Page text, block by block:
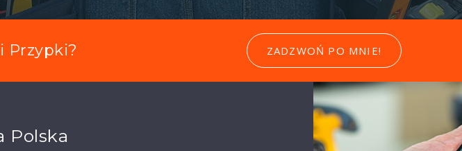
Przypki? ZADZWOŃ PO MNIE!
Polska